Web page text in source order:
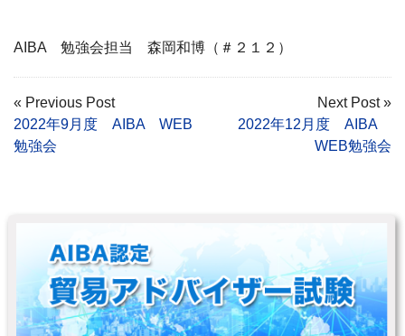
AIBA 勉強会担当 森岡和博（＃２１２）
« Previous Post
2022年9月度 AIBA WEB
勉強会
Next Post »
2022年12月度 AIBA
WEB勉強会